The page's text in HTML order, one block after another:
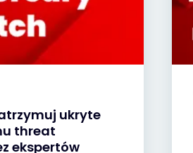
ukryte
threat
ekspertów